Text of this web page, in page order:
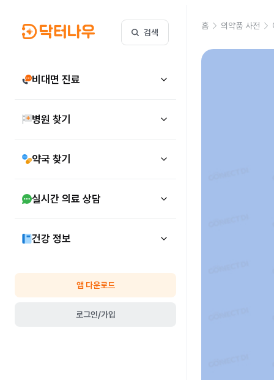
검색
비대면 진료
병원 찾기
약국 찾기
실시간 의료 상담
건강 정보
앱 다운로드
로그인/가입
홈 의약품 사전